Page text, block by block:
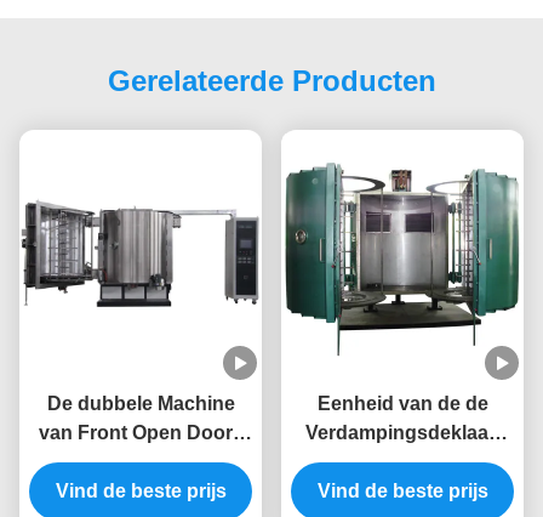
Gerelateerde Producten
De dubbele Machine
van Front Open Doors
Plastic Vacuum
Metalizing
Vind de beste prijs
Eenheid van de de
Verdampingsdeklaag
van hoog rendement de
Dubbele Deuren
Vind de beste prijs